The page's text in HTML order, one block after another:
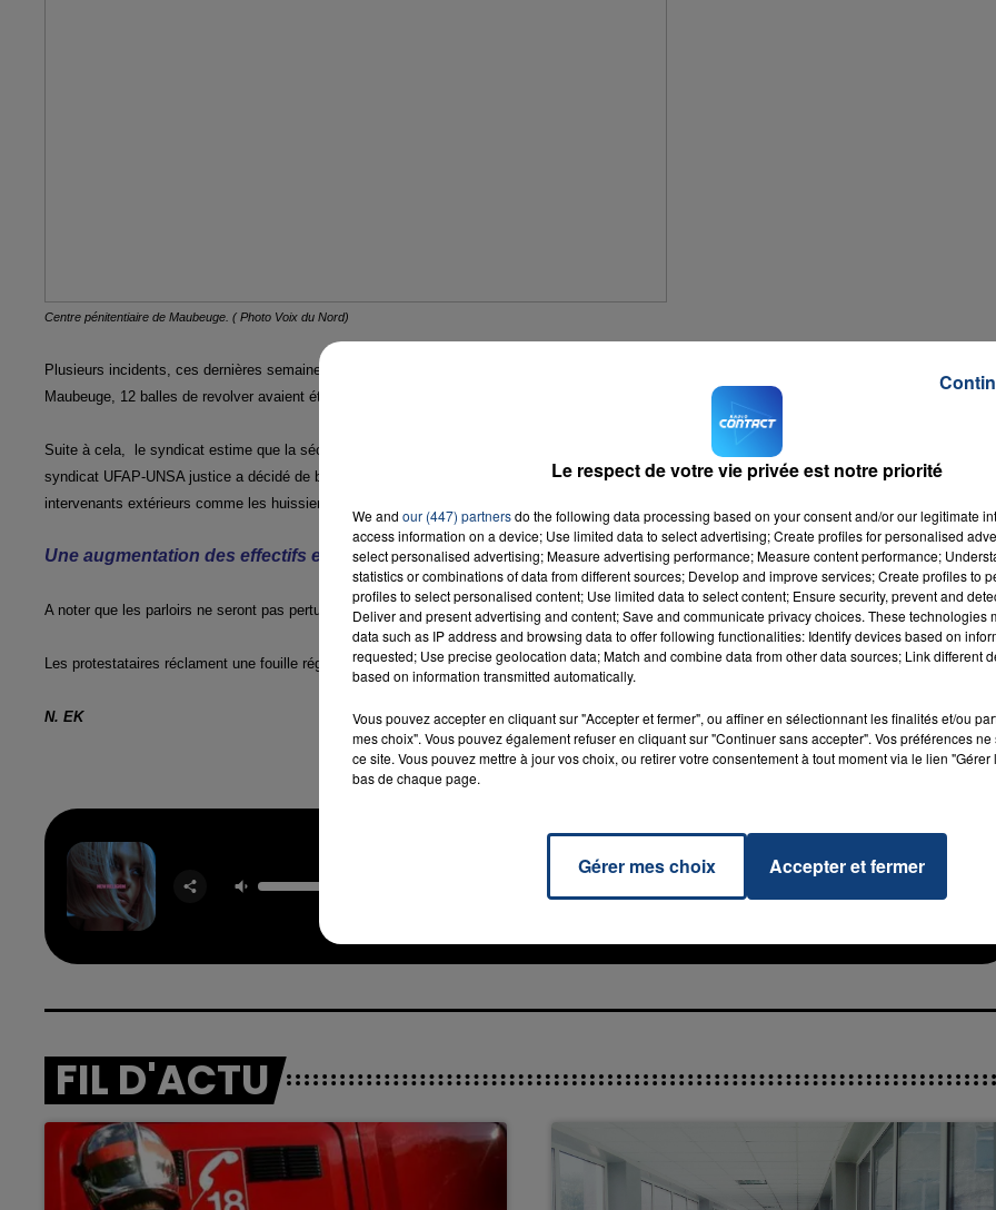
LA TEAM DU WEEK-END
Centre pénitentiaire de Maubeuge. ( Photo Voix du Nord)
Plusieurs incidents, ces dernières semaines, ont provoqué la colère des surveillants de prisons. Fin mai, après une fouille des cellules de la prison
Maubeuge, 12 balles de revolver avaient été retrouvées dans l'enceinte de l'établissement. Par la suite, un gardien avait même été agressé.
Suite à cela, le syndicat estime que la sécurité des 114 surveillants de la prison est incertaine: c'est la naissance d'un mouvement de protestation.
syndicat UFAP-UNSA justice a décidé de bloquer l'accès au personnel qui emploie les détenus en prison, les livraisons de nourriture ou encore les
intervenants extérieurs comme les huissiers.
Une augmentation des effectifs est demandée
A noter que les parloirs ne seront pas perturbés et que le personnel médical pourra intervenir à n'importe quel moment.
Les protestataires réclament une fouille régulière complète de chaque cellule et une augmentation des effectifs.
N. EK
RADIO CONTACT
FIL D'ACTU
La Team du Week-end
7h00 - 12h00
La Team du Week-end
Le respect de votre vie privée est notre priorité
We and our (447) partnersdo the following data processing based on your consent and/or our legitimate
access information on a device; Use limited data to select advertising; Create profiles for personalised
select personalised advertising; Measure advertising performance; Measure content performance;
statistics or combinations of data from different sources; Develop and improve services; Create profiles to
profiles to select personalised content; Use limited data to select content; Ensure security, prevent and
Deliver and present advertising and content; Save and communicate privacy choices. These technologies
data such as IP address and browsing data to offer following functionalities: Identify devices based on
requested; Use precise geolocation data; Match and combine data from other data sources; Link different
based on information transmitted automatically.
Vous pouvez accepter en cliquant sur "Accepter et fermer", ou affiner en sélectionnant les finalités et/ou
mes choix". Vous pouvez également refuser en cliquant sur "Continuer sans accepter". Vos préférences
ce site. Vous pouvez mettre à jour vos choix, ou retirer votre consentement à tout moment via le lien
bas de chaque page.
Gérer mes choix Accepter et fermer